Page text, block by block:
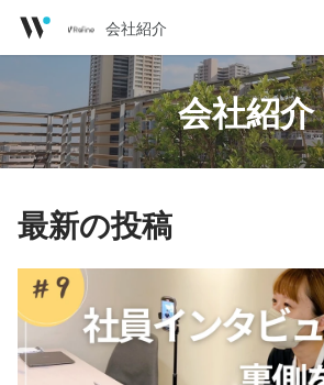
会社紹介
会社紹介
最新の投稿